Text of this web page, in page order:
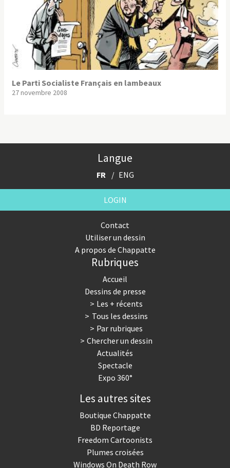
Le Parti Socialiste Français en lambeaux
27 novembre 2008
Langue
FR ENG
LOGIN
Contact
Utiliser un dessin
A propos de Chappatte
Rubriques
Accueil
Dessins de presse
Les + récents
Tous les dessins
Par rubriques
Chercher un dessin
Actualités
Spectacle
Expo 360°
Les autres sites
Boutique Chappatte
BD Reportage
Freedom Cartoonists
Plumes croisées
Windows On Death Row